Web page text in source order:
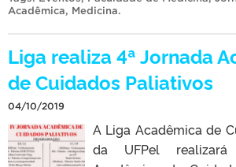
Acadêmica, Medicina.
Liga realiza 4ª Jornada
de Cuidados Paliativos
04/10/2019
A Liga Acadêmica de
da UFPel